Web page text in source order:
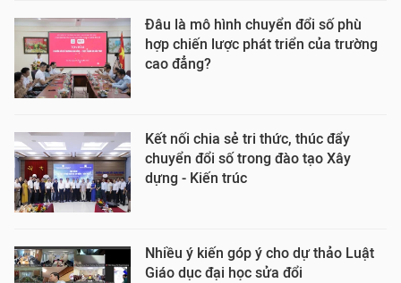
Đâu là mô hình chuyển đổi số phù
hợp chiến lược phát triển của trường
cao đẳng?
Kết nối chia sẻ tri thức, thúc đẩy
chuyển đổi số trong đào tạo Xây
dựng - Kiến trúc
Nhiều ý kiến góp ý cho dự thảo Luật
Giáo dục đại học sửa đổi